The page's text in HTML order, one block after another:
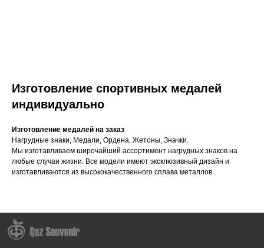
Изготовление спортивных медалей
индивидуально
Изготовление медалей на заказ
Нагрудные знаки, Медали, Ордена, Жетоны, Значки.
Мы изготавливаем широчайший ассортимент нагрудных знаков на
любые случаи жизни. Все модели имеют эксклюзивный дизайн и
изготавливаются из высококачественного сплава металлов.